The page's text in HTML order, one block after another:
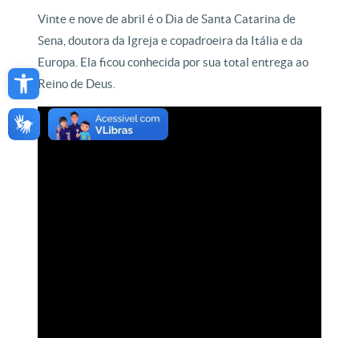
Open toolbar
Vinte e nove de abril é o Dia de Santa Catarina de
Sena, doutora da Igreja e copadroeira da Itália e da
Europa. Ela ficou conhecida por sua total entrega ao
Reino de Deus.